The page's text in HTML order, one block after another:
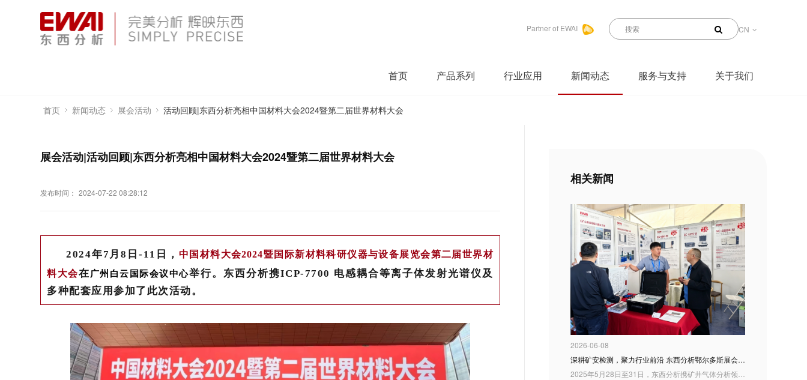
Partner of EWAI CN
首页 产品系列 行业应用 新闻动态 服务与支持 关于我们
首页 新闻动态 展会活动 活动回顾|东西分析亮相中国材料大会2024暨第二届世界材料大会
展会活动|活动回顾|东西分析亮相中国材料大会2024暨第二届世界材料大会
发布时间： 2024-07-22 08:28:12
2024年7月8日-11日 ， 中国材料大会2024暨国际新材料科研仪器与设备展览会第二届世界材
料大会在广州白云国际会议中心举行。 东西分析携ICP-7700 电感耦合等离子体发射光谱仪及
多种配套应用参加了此次活动。
相关新闻
2026-06-08
深耕矿安检测，聚力行业前沿 东西分析鄂尔多斯展会精彩回顾
2025年5月28日至31日，东西分析携矿井气体分析领域最新研制成果亮相鄂尔多斯，与行业同仁共话矿山安全检测与智慧矿山建设新趋势。